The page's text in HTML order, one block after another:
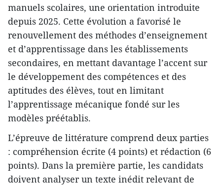
manuels scolaires, une orientation introduite
depuis 2025. Cette évolution a favorisé le
renouvellement des méthodes d’enseignement
et d’apprentissage dans les établissements
secondaires, en mettant davantage l’accent sur
le développement des compétences et des
aptitudes des élèves, tout en limitant
l’apprentissage mécanique fondé sur les
modèles préétablis.
L’épreuve de littérature comprend deux parties
: compréhension écrite (4 points) et rédaction (6
points). Dans la première partie, les candidats
doivent analyser un texte inédit relevant de